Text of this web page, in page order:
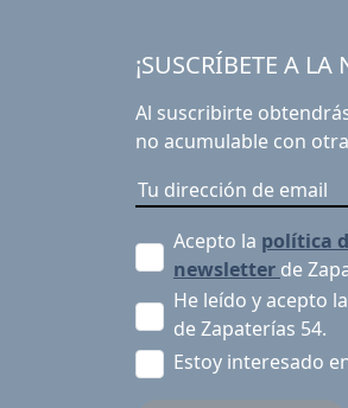
¡SUSCRÍBETE A LA
Al suscribirte
no acumulable con
Acepto la política
newsletter de
He leído y acepto la
de Zapaterías 54.
Estoy interesado